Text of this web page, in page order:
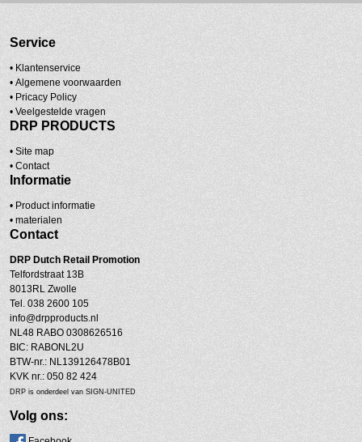
Service
• Klantenservice
• Algemene voorwaarden
• Pricacy Policy
• Veelgestelde vragen
DRP PRODUCTS
• Site map
• Contact
Informatie
• Product informatie
• materialen
Contact
DRP Dutch Retail Promotion
Telfordstraat 13B
8013RL Zwolle
Tel. 038 2600 105
info@drpproducts.nl
NL48 RABO 0308626516
BIC: RABONL2U
BTW-nr.: NL139126478B01
KVK nr.: 050 82 424
DRP is onderdeel van SIGN-UNITED
Volg ons: